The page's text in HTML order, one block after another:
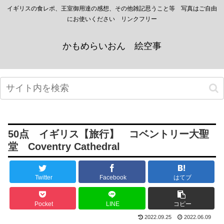
イギリスの食レポ、王室御用達の感想、その他雑記思うこと等 写真はご自由
にお使いください リンクフリー
かもめらいおん 絵空事
50点 イギリス【旅行】 コベントリー大聖
堂 Coventry Cathedral
Twitter Facebook はてブ
Pocket LINE コピー
2022.09.25 2022.06.09